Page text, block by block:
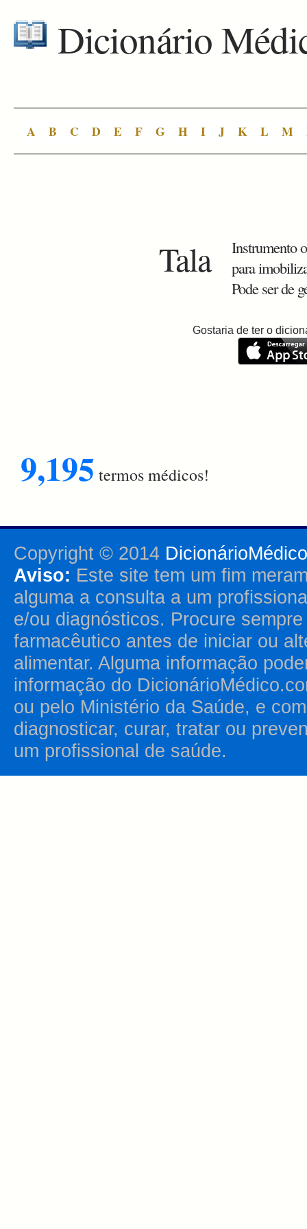
Dicionário
A B C D E F G H I J K L M
Tala
Instrumento
para
Pode ser de
Gostaria de ter o
9,195 termos médicos!
Copyright © 2014
Aviso: Este site tem um fim
alguma a consulta a um
e/ou diagnósticos. Procure
farmacêutico antes de iniciar ou
alimentar. Alguma informação
informação do
ou pelo Ministério da Saúde, e
diagnosticar, curar, tratar ou
um profissional de saúde.